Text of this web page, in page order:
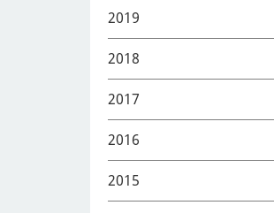
2019
2018
2017
2016
2015